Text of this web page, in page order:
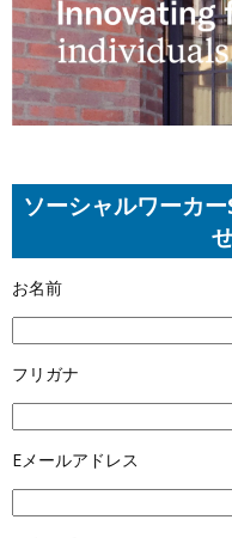
ソーシャルワーカ
お名前
フリガナ
Eメールアドレス